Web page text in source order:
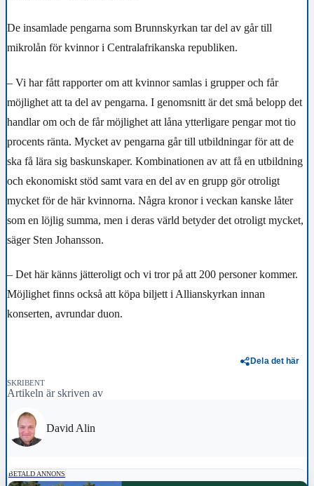
De insamlade pengarna som Brunnskyrkan tar del av går till
mikrolån för kvinnor i Centralafrikanska republiken.
– Vi har fått rapporter om att kvinnor samlas i grupper och får
möjlighet att ta del av pengarna. I genomsnitt är det små belopp det
handlar om och de får möjlighet att låna ytterligare pengar mot tio
procents ränta. Mycket av pengarna går till utbildningar för att de
ska få lära sig baskunskaper. Kombinationen av att få en utbildning
och ekonomiskt stöd samt vara en del av en grupp gör otroligt
mycket för de här kvinnorna. Några kronor i veckan kanske låter
som en löjlig summa, men i deras värld betyder det otroligt mycket,
säger Sten Johansson.
– Det här känns jätteroligt och vi tror på att 200 personer kommer.
Möjlighet finns också att köpa biljett i Allianskyrkan innan
konserten, avrundar duon.
Dela det här
SKRIBENT
Artikeln är skriven av
David Alin
BETALD ANNONS